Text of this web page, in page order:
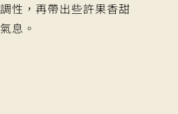
性，再帶出些許果香甜
息。